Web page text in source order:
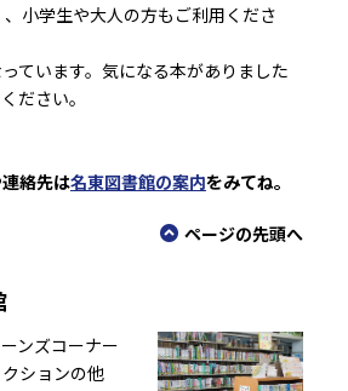
小学生や大人の方もご利用くださ
ています。気になる本がありました
ださい。
絡先は名東図書館の案内をみてね。
ページの先頭へ
ンズコーナー
ションの他